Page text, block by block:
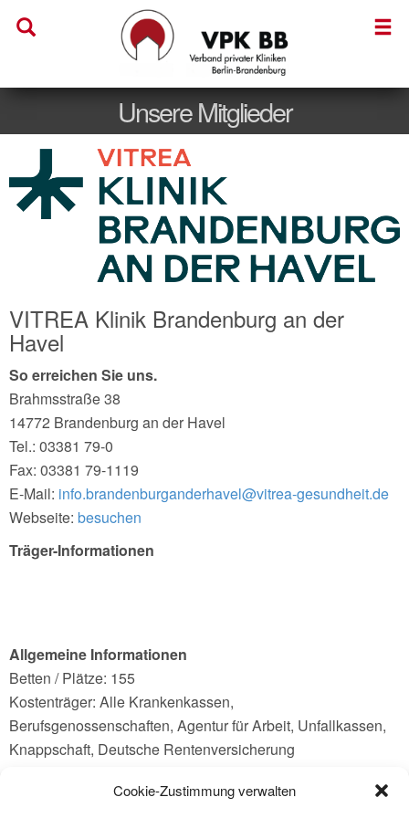
Cookie-Zustimmung verwalten
Unsere Mitglieder
VITREA Klinik Brandenburg an der
Havel
So erreichen Sie uns.
Brahmsstraße 38
14772 Brandenburg an der Havel
Tel.: 03381 79-0
Fax: 03381 79-1119
E-Mail: info.brandenburganderhavel@vitrea-gesundheit.de
Webseite: besuchen
Träger-Informationen
Allgemeine Informationen
Betten / Plätze: 155
Kostenträger: Alle Krankenkassen,
Berufsgenossenschaften, Agentur für Arbeit, Unfallkassen,
Knappschaft, Deutsche Rentenversicherung
Ansprechpartner: Sozialdienst: Carola Thumann, Tel.: 03381